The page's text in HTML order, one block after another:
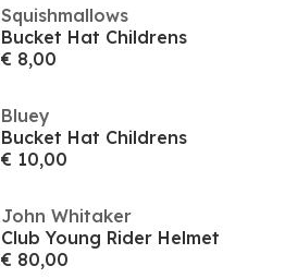
Squishmallows
Bucket Hat Childrens
€ 8,00
Bluey
Bucket Hat Childrens
€ 10,00
John Whitaker
Club Young Rider Helmet
€ 80,00